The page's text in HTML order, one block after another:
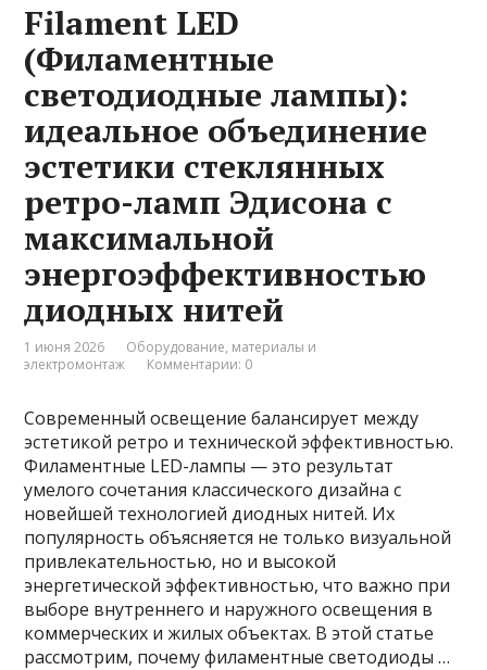
Filament LED
(Филаментные
светодиодные лампы):
идеальное объединение
эстетики стеклянных
ретро-ламп Эдисона с
максимальной
энергоэффективностью
диодных нитей
1 июня 2026
Оборудование, материалы и
электромонтаж
Комментарии: 0
Современный освещение балансирует между
эстетикой ретро и технической эффективностью.
Филаментные LED-лампы — это результат
умелого сочетания классического дизайна с
новейшей технологией диодных нитей. Их
популярность объясняется не только визуальной
привлекательностью, но и высокой
энергетической эффективностью, что важно при
выборе внутреннего и наружного освещения в
коммерческих и жилых объектах. В этой статье
рассмотрим, почему филаментные светодиоды …